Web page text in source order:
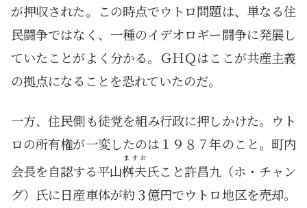
が押収された。この時点でウトロ問題は、単なる住
民闘争ではなく、一種のイデオロギー闘争に発展し
ていたことがよく分かる。ＧＨＱはここが共産主義
の拠点になることを恐れていたのだ。
一方、住民側も徒党を組み行政に押しかけた。ウト
ロの所有権が一変したのは１９８７年のこと。町内
会長を自認する平山桝夫
ますお
氏こと許昌九（ホ・チャン
グ）氏に日産車体が約３億円でウトロ地区を売却。